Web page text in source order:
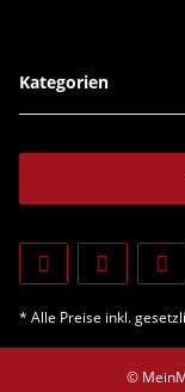
Kategorien
* Alle Preise inkl.
©